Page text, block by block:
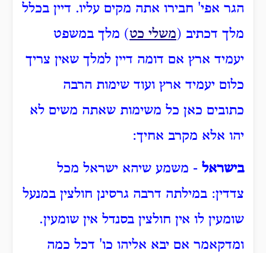
הגר אפי' חבירו אתה מקים עליו. דיין בכלל
מלך דכתיב (משלי כט) מלך במשפט
יעמיד ארץ אם דומה דיין למלך שאין צריך
כלום יעמיד ארץ ועוד שימות הרבה
כתובים כאן כל משימות שאתה משים לא
יהו אלא מקרב אחיך:
בישראל - משמע שיהא ישראל מכל
צדדין: במילתה דרבה גרסינן חולצין במנעל
שומעין לו אין חולצין בסנדל אין שומעין.
ומדקאמר אם יבא אליהו כו' דכל כמה